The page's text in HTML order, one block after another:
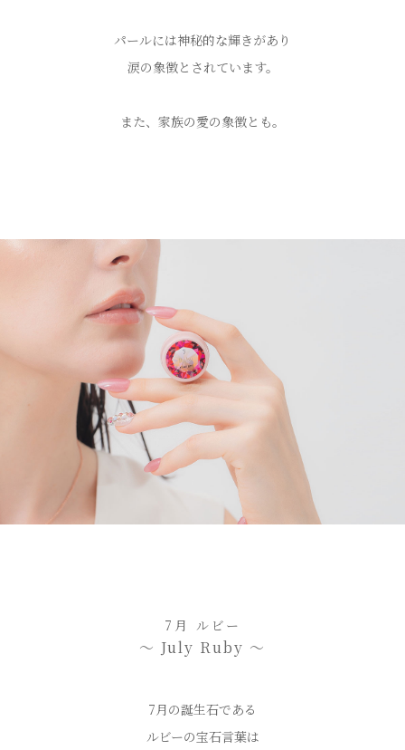
パールには神秘的な輝きがあり
涙の象徴とされています。
また、家族の愛の象徴とも。
7月 ルビー
〜 July Ruby 〜
7月の誕生石である
ルビーの宝石言葉は